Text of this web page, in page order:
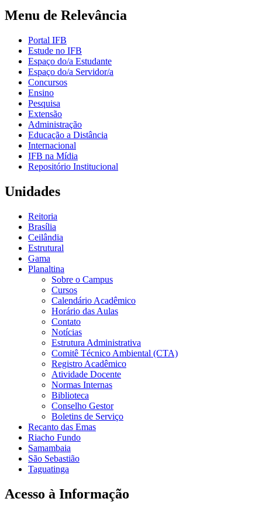
Menu de Relevância
Portal IFB
Estude no IFB
Espaço do/a Estudante
Espaço do/a Servidor/a
Concursos
Ensino
Pesquisa
Extensão
Administração
Educação a Distância
Internacional
IFB na Mídia
Repositório Institucional
Unidades
Reitoria
Brasília
Ceilândia
Estrutural
Gama
Planaltina
Sobre o Campus
Cursos
Calendário Acadêmico
Horário das Aulas
Contato
Notícias
Estrutura Administrativa
Comitê Técnico Ambiental (CTA)
Registro Acadêmico
Atividade Docente
Normas Internas
Biblioteca
Conselho Gestor
Boletins de Serviço
Recanto das Emas
Riacho Fundo
Samambaia
São Sebastião
Taguatinga
Acesso à Informação